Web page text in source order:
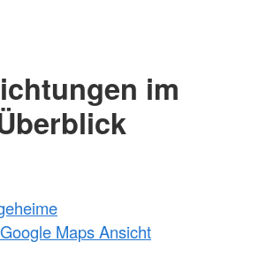
im
Maps Ansicht